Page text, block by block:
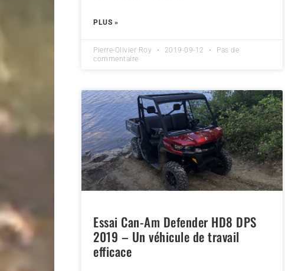
PLUS »
Pierre-Olivier Roy 2019-09-12
Pas de
commentaire
Essai Can-Am Defender HD8 DPS
2019 – Un véhicule de travail
efficace